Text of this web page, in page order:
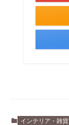
インテリア・雑貨